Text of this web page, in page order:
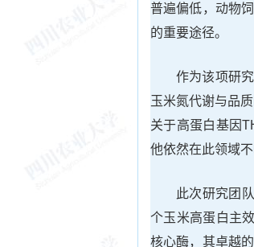
普遍偏低，动物
的重要途径。
作为该项研
玉米氮代谢与品
关于高蛋白基因
他依然在此领域不
此次研究团
个玉米高蛋白主
核心酶，其卓越